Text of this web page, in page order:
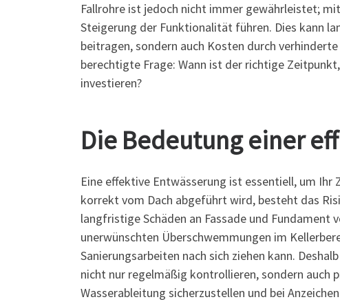
Fallrohre ist jedoch nicht immer gewährleistet;
Steigerung der Funktionalität führen. Dies kann
beitragen, sondern auch Kosten durch
berechtigte Frage: Wann ist der richtige
investieren?
Die Bedeutung einer
Eine effektive Entwässerung ist essentiell, um Ihr
korrekt vom Dach abgeführt wird, besteht das
langfristige Schäden an Fassade und Fundament
unerwünschten Überschwemmungen im
Sanierungsarbeiten nach sich ziehen kann.
nicht nur regelmäßig kontrollieren, sondern auch
Wasserableitung sicherzustellen und bei